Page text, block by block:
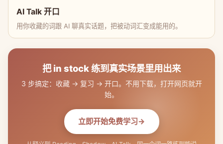
AI Talk 开口
用你收藏的词跟 AI 聊真实话题，把被动词汇变成能用的。
把 in stock 练到真实场景里用出来
3 步搞定：收藏 → 复习 → 开口。不用下载，打开网页就开
始。
立即开始免费学习